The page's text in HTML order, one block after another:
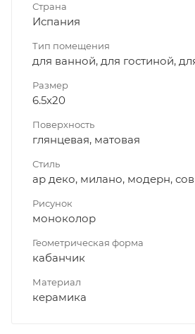
Страна
Испания
Тип помещения
для ванной, для гостиной,
Размер
6.5x20
Поверхность
глянцевая, матовая
Стиль
ар деко, милано, модерн,
Рисунок
моноколор
Геометрическая форма
кабанчик
Материал
керамика